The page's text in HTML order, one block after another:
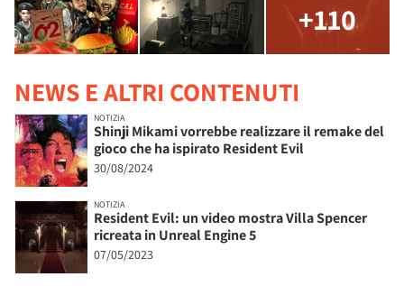
+110
NEWS E ALTRI CONTENUTI
NOTIZIA
Shinji Mikami vorrebbe realizzare il remake del
gioco che ha ispirato Resident Evil
30/08/2024
NOTIZIA
Resident Evil: un video mostra Villa Spencer
ricreata in Unreal Engine 5
07/05/2023